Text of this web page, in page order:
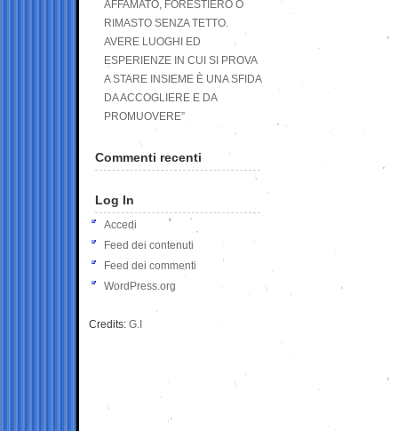
AFFAMATO, FORESTIERO O
RIMASTO SENZA TETTO.
AVERE LUOGHI ED
ESPERIENZE IN CUI SI PROVA
A STARE INSIEME È UNA SFIDA
DA ACCOGLIERE E DA
PROMUOVERE”
Commenti recenti
Log In
Accedi
Feed dei contenuti
Feed dei commenti
WordPress.org
Credits: G.I